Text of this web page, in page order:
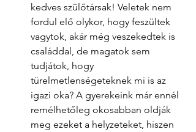
kedves szülőtársak! Veletek nem
fordul elő olykor, hogy feszültek
vagytok, akár még veszekedtek is
családdal, de magatok sem
tudjátok, hogy
türelmetlenségeteknek mi is az
igazi oka? A gyerekeink már ennél
remélhetőleg okosabban oldják
meg ezeket a helyzeteket, hiszen